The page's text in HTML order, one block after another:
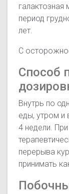
период
лет.
С
Способ
Внутрь по
еды, утром и
4 недели.
перерыва
принимать